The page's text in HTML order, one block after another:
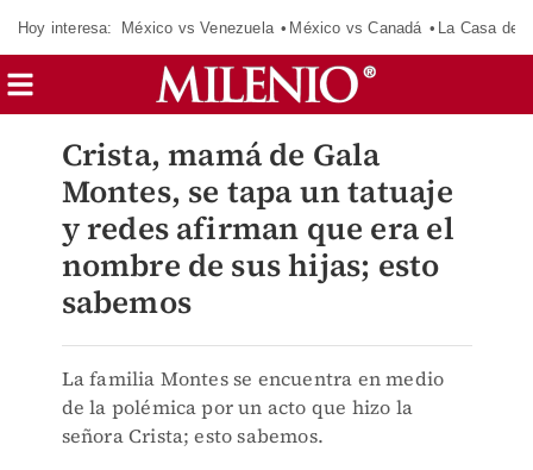
Hoy interesa: México vs Venezuela México vs Canadá La Casa de
Crista, mamá de Gala
Montes, se tapa un tatuaje
y redes afirman que era el
nombre de sus hijas; esto
sabemos
La familia Montes se encuentra en medio
de la polémica por un acto que hizo la
señora Crista; esto sabemos.